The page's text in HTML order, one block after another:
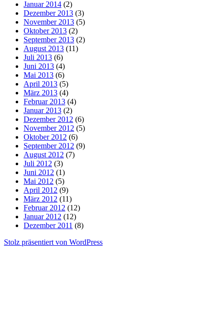
Januar 2014 (2)
Dezember 2013 (3)
November 2013 (5)
Oktober 2013 (2)
September 2013 (2)
August 2013 (11)
Juli 2013 (6)
Juni 2013 (4)
Mai 2013 (6)
April 2013 (5)
März 2013 (4)
Februar 2013 (4)
Januar 2013 (2)
Dezember 2012 (6)
November 2012 (5)
Oktober 2012 (6)
September 2012 (9)
August 2012 (7)
Juli 2012 (3)
Juni 2012 (1)
Mai 2012 (5)
April 2012 (9)
März 2012 (11)
Februar 2012 (12)
Januar 2012 (12)
Dezember 2011 (8)
Stolz präsentiert von WordPress